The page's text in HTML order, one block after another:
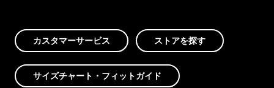
カスタマーサービス ストアを探す
サイズチャート・フィットガイド